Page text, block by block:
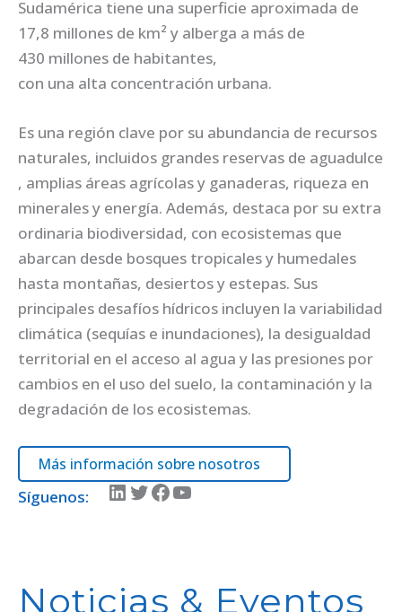
Sudamérica tiene una superficie aproximada de
17,8 millones de km² y alberga a más de
430 millones de habitantes,
con una alta concentración urbana.
Es una región clave por su abundancia de recursos
naturales, incluidos grandes reservas de aguadulce
, amplias áreas agrícolas y ganaderas, riqueza en
minerales y energía. Además, destaca por su extra
ordinaria biodiversidad, con ecosistemas que
abarcan desde bosques tropicales y humedales
hasta montañas, desiertos y estepas. Sus
principales desafíos hídricos incluyen la variabilidad
climática (sequías e inundaciones), la desigualdad
territorial en el acceso al agua y las presiones por
cambios en el uso del suelo, la contaminación y la
degradación de los ecosistemas.
Más información sobre nosotros
Síguenos: LinkedIn Twitter Facebook YouTube
Noticias & Eventos